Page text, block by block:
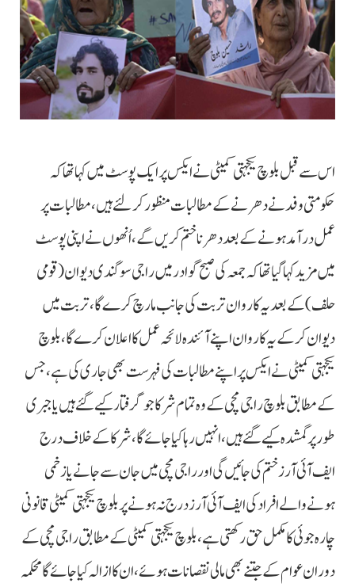
اس سے قبل بلوچ یکجہتی کمیٹی نے ایکس پر ایک پوسٹ میں کہا تھا کہ
حکومتی وفد نے دھرنے کے مطالبات منظور کر لئے ہیں، مطالبات پر
عمل درآمد ہونے کے بعد دھرنا ختم کریں گے، اُنھوں نے اپنی پوسٹ
میں مزید کہا گیا تھا کہ جمعہ کی صبح گوادر میں راجی سوگندی دیوان (قومی
حلف) کے بعد یہ کاروان تربت کی جانب مارچ کرے گا، تربت میں
دیوان کرکے یہ کاروان اپنے آئندہ لائحہ عمل کا اعلان کرے گا، بلوچ
یکجہتی کمیٹی نے ایکس پر اپنے مطالبات کی فہرست بھی جاری کی ہے، جس
کے مطابق بلوچ راجی مچی کے وہ تمام شرکا جو گرفتار کیے گئے ہیں یا جبری
طور پر گمشدہ کیے گئے ہیں، انہیں رہا کیا جائے گا، شرکا کے خلاف درج
ایف آئی آرز ختم کی جائیں گی اور راجی مچی میں جان سے جانے یا زخمی
ہونے والے افراد کی ایف آئی آرز درج نہ ہونے پر بلوچ یکجہتی کمیٹی قانونی
چارہ جوئی کا مکمل حق رکھتی ہے، بلوچ یکجہتی کمیٹی کے مطابق راجی مچی کے
دوران عوام کے جتنے بھی مالی نقصانات ہوئے، ان کا ازالہ کیا جائے گا محکمہ